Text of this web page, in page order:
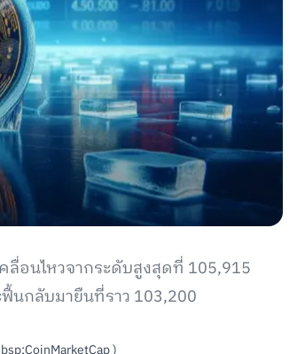
คลื่อนไหวจากระดับสูงสุดที่ 105,915
นกลับมายืนที่ราว 103,200